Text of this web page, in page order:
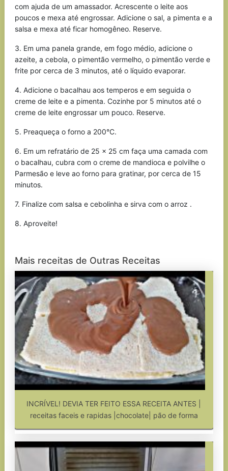
com ajuda de um amassador. Acrescente o leite aos
poucos e mexa até engrossar. Adicione o sal, a pimenta e a
salsa e mexa até ficar homogêneo. Reserve.
3. Em uma panela grande, em fogo médio, adicione o
azeite, a cebola, o pimentão vermelho, o pimentão verde e
frite por cerca de 3 minutos, até o líquido evaporar.
4. Adicione o bacalhau aos temperos e em seguida o
creme de leite e a pimenta. Cozinhe por 5 minutos até o
creme de leite engrossar um pouco. Reserve.
5. Preaqueça o forno a 200°C.
6. Em um refratário de 25 x 25 cm faça uma camada com
o bacalhau, cubra com o creme de mandioca e polvilhe o
Parmesão e leve ao forno para gratinar, por cerca de 15
minutos.
7. Finalize com salsa e cebolinha e sirva com o arroz .
8. Aproveite!
Mais receitas de Outras Receitas
INCRÍVEL! DEVIA TER FEITO ESSA RECEITA ANTES |
receitas faceis e rapidas |chocolate| pão de forma